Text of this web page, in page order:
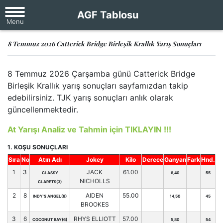
AGF Tablosu
8 Temmuz 2026 Catterick Bridge Birleşik Krallık Yarış Sonuçları
8 Temmuz 2026 Çarşamba günü Catterick Bridge
Birleşik Krallık yarış sonuçları sayfamızdan takip
edebilirsiniz. TJK yarış sonuçları anlık olarak
güncellenmektedir.
At Yarışı Analiz ve Tahmin için TIKLAYIN !!!
1. KOŞU SONUÇLARI
Sıra No Atın Adı Jokey Kilo DereceGanyanFarkHnd.
1
3
CLASSY
CLARETS(3)
JACK
NICHOLLS
61.00 6,40 55
2 8 INDY'S ANGEL(8)
AIDEN
BROOKES
55.00 14,50 45
3 6 COCONUT BAY(6) RHYS ELLIOTT 57.00 5,80 54